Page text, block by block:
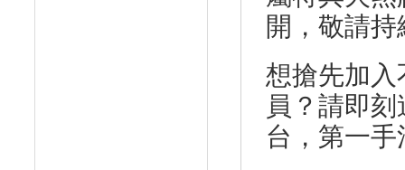
開，敬請
想搶先加
員？請即
台，第一